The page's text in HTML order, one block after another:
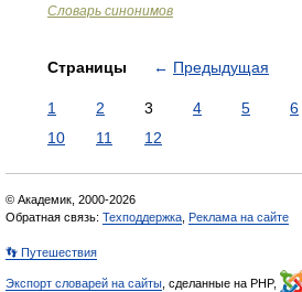
Словарь синонимов
Страницы ← Предыдущая
1 2 3 4 5 6
10
11 12
© Академик, 2000-2026
Обратная связь: Техподдержка Реклама на сайте
👣 Путешествия
Экспорт словарей на сайты , сделанные на PHP,